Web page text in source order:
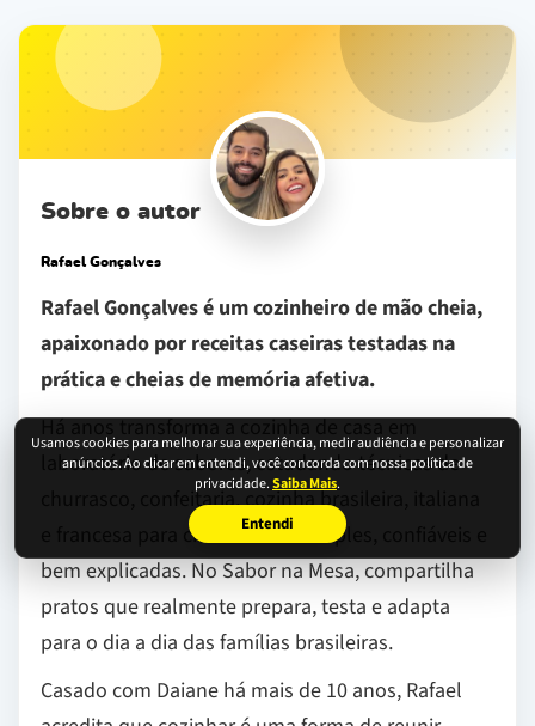
Usamos cookies para melhorar sua experiência, medir audiência e personalizar
anúncios. Ao clicar em entendi, você concorda com nossa política de
privacidade.Saiba Mais.
Entendi
Sobre o autor
Rafael Gonçalves
Rafael Gonçalves é um cozinheiro de mão cheia,
apaixonado por receitas caseiras testadas na
prática e cheias de memória afetiva.
Há anos transforma a cozinha de casa em
laboratório de sabores, estudando técnicas de
churrasco, confeitaria, cozinha brasileira, italiana
e francesa para criar receitas simples, confiáveis e
bem explicadas. No Sabor na Mesa, compartilha
pratos que realmente prepara, testa e adapta
para o dia a dia das famílias brasileiras.
Casado com Daiane há mais de 10 anos, Rafael